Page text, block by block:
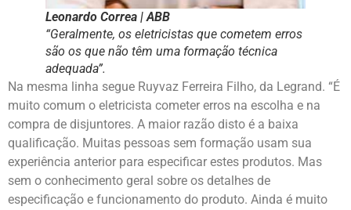
Leonardo Correa | ABB
“Geralmente, os eletricistas que cometem erros
são os que não têm uma formação técnica
adequada”.
Na mesma linha segue Ruyvaz Ferreira Filho, da Legrand. “É
muito comum o eletricista cometer erros na escolha e na
compra de disjuntores. A maior razão disto é a baixa
qualificação. Muitas pessoas sem formação usam sua
experiência anterior para especificar estes produtos. Mas
sem o conhecimento geral sobre os detalhes de
especificação e funcionamento do produto. Ainda é muito